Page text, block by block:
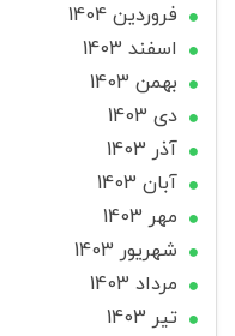
فروردین 1404
اسفند 1403
بهمن 1403
دی 1403
آذر 1403
آبان 1403
مهر 1403
شهریور 1403
مرداد 1403
تير 1403